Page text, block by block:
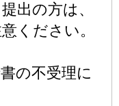
出の方は、
ください。
の不受理に